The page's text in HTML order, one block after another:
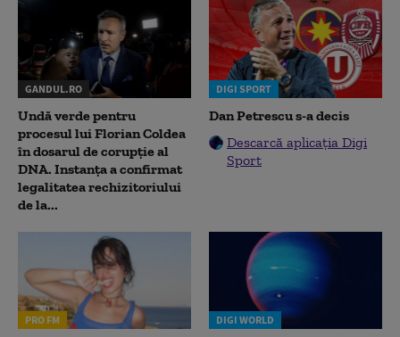
GANDUL.RO
Undă verde pentru
procesul lui Florian Coldea
în dosarul de corupție al
DNA. Instanța a confirmat
legalitatea rechizitoriului
de la...
DIGI SPORT
Dan Petrescu s-a decis
Descarcă aplicația Digi
Sport
PRO FM DIGI WORLD